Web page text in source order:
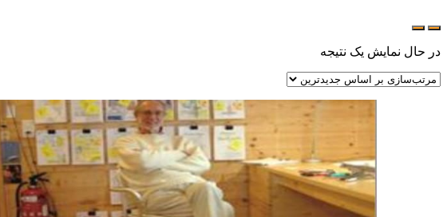
در حال نمایش یک نتیجه